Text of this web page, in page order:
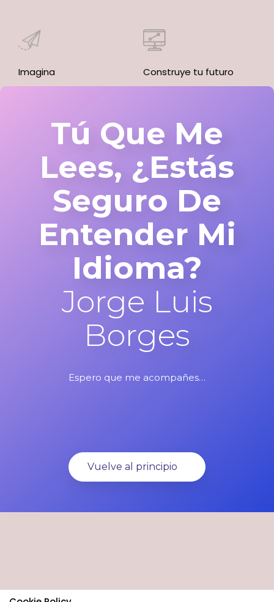
Imagina Construye tu futuro
Tú Que Me
Lees, ¿estás
Seguro De
Entender Mi
Idioma?
Jorge Luis
Borges
Espero que me acompañes…
Vuelve al principio